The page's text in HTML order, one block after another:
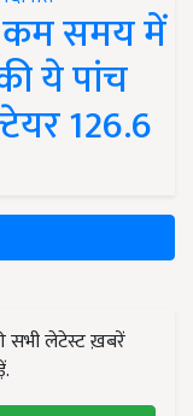
कम समय में
ये पांच
126.6
सभी लेटेस्ट ख़बरें